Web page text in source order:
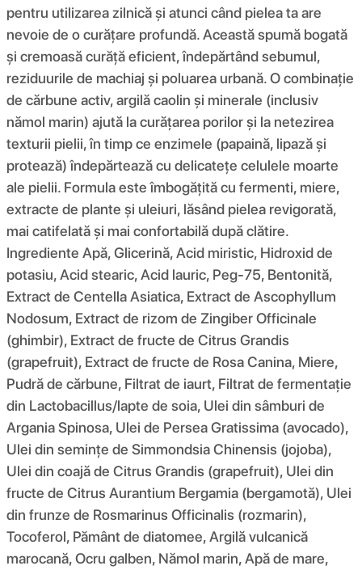
pentru utilizarea zilnică și atunci când pielea ta are
nevoie de o curățare profundă. Această spumă bogată
și cremoasă curăță eficient, îndepărtând sebumul,
reziduurile de machiaj și poluarea urbană. O combinație
de cărbune activ, argilă caolin și minerale (inclusiv
nămol marin) ajută la curățarea porilor și la netezirea
texturii pielii, în timp ce enzimele (papaină, lipază și
protează) îndepărtează cu delicatețe celulele moarte
ale pielii. Formula este îmbogățită cu fermenti, miere,
extracte de plante și uleiuri, lăsând pielea revigorată,
mai catifelată și mai confortabilă după clătire.
Ingrediente Apă, Glicerină, Acid miristic, Hidroxid de
potasiu, Acid stearic, Acid lauric, Peg-75, Bentonită,
Extract de Centella Asiatica, Extract de Ascophyllum
Nodosum, Extract de rizom de Zingiber Officinale
(ghimbir), Extract de fructe de Citrus Grandis
(grapefruit), Extract de fructe de Rosa Canina, Miere,
Pudră de cărbune, Filtrat de iaurt, Filtrat de fermentație
din Lactobacillus/lapte de soia, Ulei din sâmburi de
Argania Spinosa, Ulei de Persea Gratissima (avocado),
Ulei din semințe de Simmondsia Chinensis (jojoba),
Ulei din coajă de Citrus Grandis (grapefruit), Ulei din
fructe de Citrus Aurantium Bergamia (bergamotă), Ulei
din frunze de Rosmarinus Officinalis (rozmarin),
Tocoferol, Pământ de diatomee, Argilă vulcanică
marocană, Ocru galben, Nămol marin, Apă de mare,